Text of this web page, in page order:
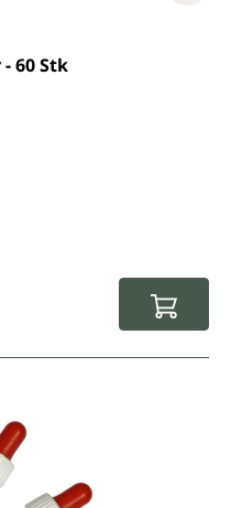
4.7 von 5 Sternen
60 Stk